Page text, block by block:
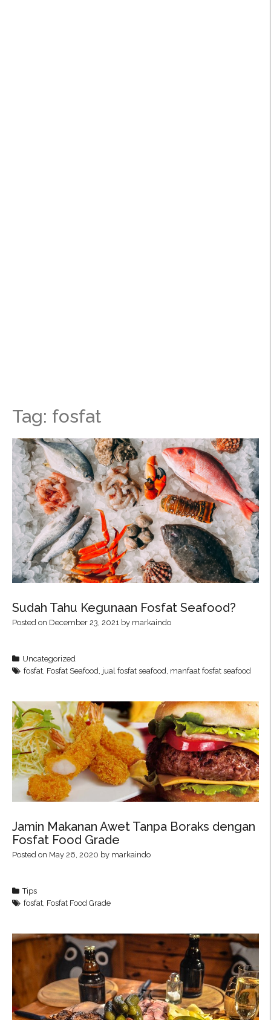
Tag: fosfat
Sudah Tahu Kegunaan Fosfat Seafood?
Posted on December 23, 2021 by markaindo
Uncategorized
fosfat Fosfat Seafood jual fosfat seafood manfaat fosfat seafood
Jamin Makanan Awet Tanpa Boraks dengan
Fosfat Food Grade
Posted on May 26, 2020 by markaindo
Tips
fosfat Fosfat Food Grade